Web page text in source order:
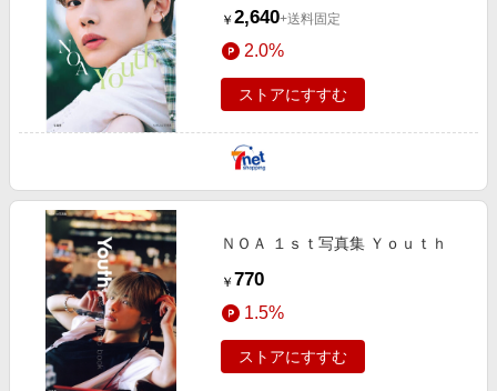
金融・マネー・保険
デジタルコンテンツ
ビジネス・その他サービス
Samsung ボーナスキャンペーン
週末の高還元 夏の長期版
￥ 2,640+送料固定
2.0%
ストアにすすむ
ＮＯＡ １ｓｔ写真集 Ｙｏｕｔｈ
￥ 770
1.5%
ストアにすすむ